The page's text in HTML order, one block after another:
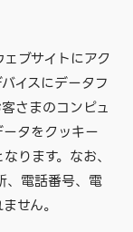
ブサイトにアク
イスにデータフ
さまのコンピュ
タをクッキー
ります。なお、
、電話番号、電
せん。